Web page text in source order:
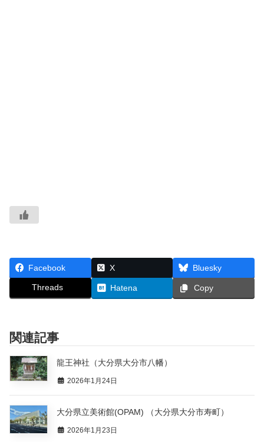
Facebook X Bluesky
Threads Hatena Copy
関連記事
龍王神社（大分県大分市八幡）
2026年1月24日
大分県立美術館(OPAM) （大分県大分市寿町）
2026年1月23日